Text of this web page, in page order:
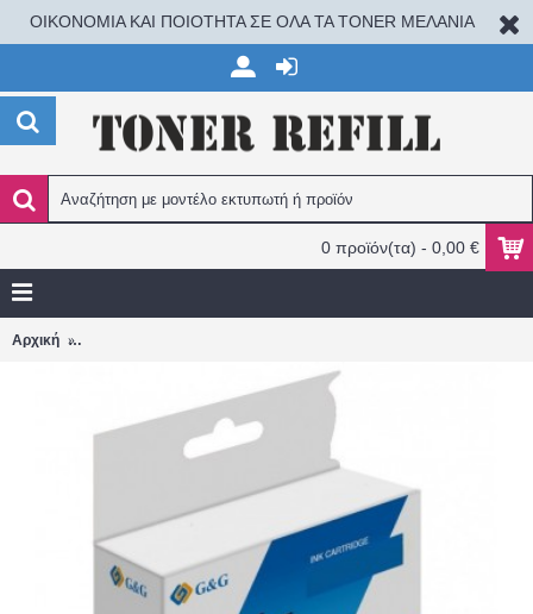
ΟΙΚΟΝΟΜΙΑ ΚΑΙ ΠΟΙΟΤΗΤΑ ΣΕ ΟΛΑ ΤΑ TONER ΜΕΛΑΝΙΑ
0 προϊόν(τα) - 0,00 €
Αρχική